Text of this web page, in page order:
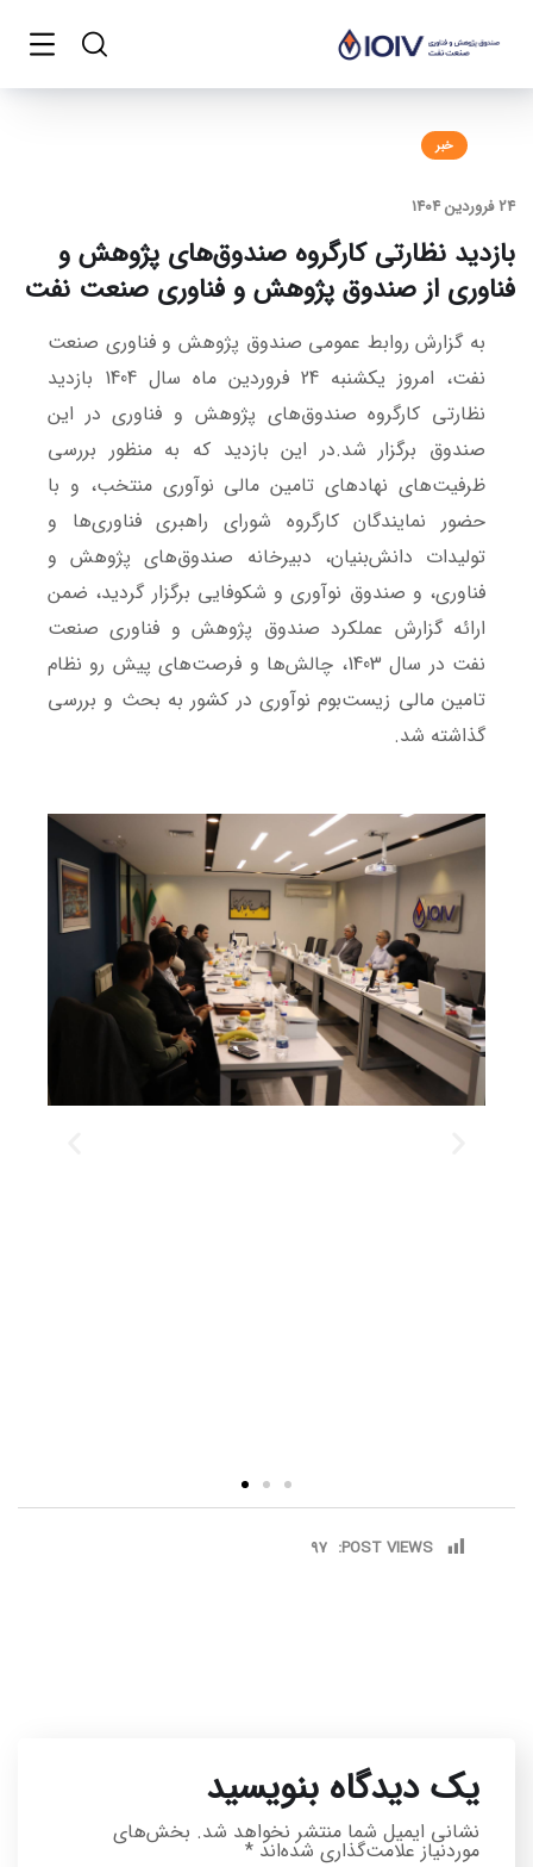
خبر
24 فروردین 1404
بازدید نظارتی کارگروه صندوق‌های پژوهش و
فناوری از صندوق پژوهش و فناوری صنعت نفت
به گزارش روابط عمومی صندوق پژوهش و فناوری صنعت
نفت، امروز یکشنبه 24 فروردین ماه سال 1404 بازدید
نظارتی کارگروه صندوق‌های پژوهش و فناوری در این
صندوق برگزار شد.در این بازدید که به منظور بررسی
ظرفیت‌های نهادهای تامین مالی نوآوری منتخب، و با
حضور نمایندگان کارگروه شورای راهبری فناوری‌ها و
تولیدات دانش‌بنیان، دبیرخانه صندوق‌های پژوهش و
فناوری، و صندوق نوآوری و شکوفایی برگزار گردید، ضمن
ارائه گزارش عملکرد صندوق پژوهش و فناوری صنعت
نفت در سال 1403، چالش‌ها و فرصت‌های پیش رو نظام
تامین مالی زیست‌بوم نوآوری در کشور به بحث و بررسی
گذاشته شد.‌
POST VIEWS:
97
یک دیدگاه بنویسید
نشانی ایمیل شما منتشر نخواهد شد. بخش‌های
موردنیاز علامت‌گذاری شده‌اند *